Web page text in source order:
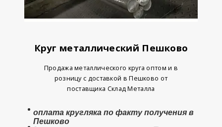
Круг металлический Пешково
Продажа металлического круга оптом и в
розницу с доставкой в Пешково от
поставщика Склад Металла
оплата кругляка по факту получения в
Пешково